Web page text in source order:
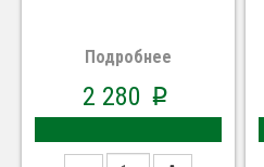
Подробнее
2 280 p